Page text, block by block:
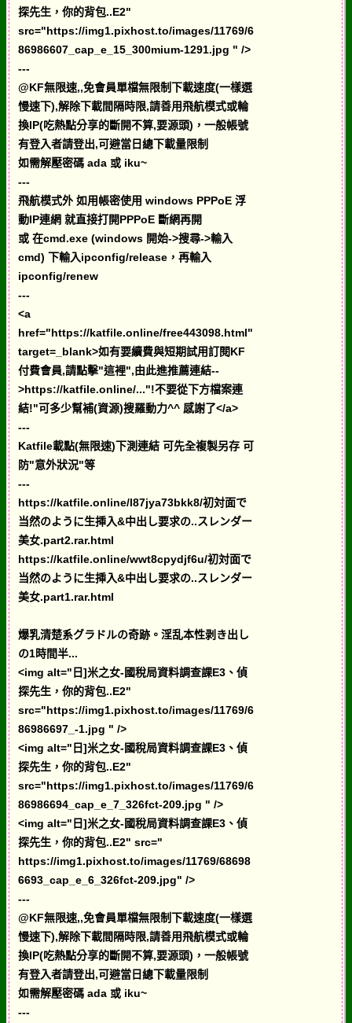
探先生，你的背包..E2"
src="https://img1.pixhost.to/images/11769/6
86986607_cap_e_15_300mium-1291.jpg " />
---
@KF無限速,,免會員單檔無限制下載速度(一樣選
慢速下),解除下載間隔時限,請善用飛航模式或輪
換IP(吃熱點分享的斷開不算,要源頭)，一般帳號
有登入者請登出,可避當日總下載量限制
如需解壓密碼 ada 或 iku~
---
飛航模式外 如用帳密使用 windows PPPoE 浮
動IP連網 就直接打開PPPoE 斷網再開
或 在cmd.exe (windows 開始->搜尋->輸入
cmd) 下輸入ipconfig/release，再輸入
ipconfig/renew
---
<a
href="https://katfile.online/free443098.html"
target=_blank>如有要續費與短期試用訂閱KF
付費會員,請點擊"這裡",由此進推薦連結--
>https://katfile.online/..."!不要從下方檔案連
結!"可多少幫補(資源)搜羅動力^^ 感謝了</a>
---
Katfile載點(無限速)下測連結 可先全複製另存 可
防"意外狀況"等
---
https://katfile.online/l87jya73bkk8/初対面で
当然のように生挿入&中出し要求の..スレンダー
美女.part2.rar.html
https://katfile.online/wwt8cpydjf6u/初対面で
当然のように生挿入&中出し要求の..スレンダー
美女.part1.rar.html
爆乳清楚系グラドルの奇跡。淫乱本性剥き出し
の1時間半...
<img alt="日]米之女-國稅局資料調查課E3、偵
探先生，你的背包..E2"
src="https://img1.pixhost.to/images/11769/6
86986697_-1.jpg " />
<img alt="日]米之女-國稅局資料調查課E3、偵
探先生，你的背包..E2"
src="https://img1.pixhost.to/images/11769/6
86986694_cap_e_7_326fct-209.jpg " />
<img alt="日]米之女-國稅局資料調查課E3、偵
探先生，你的背包..E2" src="
https://img1.pixhost.to/images/11769/68698
6693_cap_e_6_326fct-209.jpg" />
---
@KF無限速,,免會員單檔無限制下載速度(一樣選
慢速下),解除下載間隔時限,請善用飛航模式或輪
換IP(吃熱點分享的斷開不算,要源頭)，一般帳號
有登入者請登出,可避當日總下載量限制
如需解壓密碼 ada 或 iku~
---